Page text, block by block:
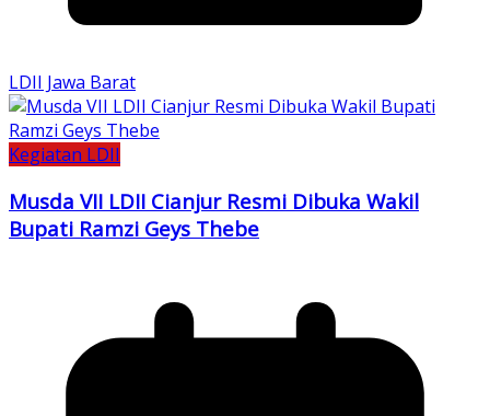
LDII Jawa Barat
Kegiatan LDII
Musda VII LDII Cianjur Resmi Dibuka Wakil
Bupati Ramzi Geys Thebe